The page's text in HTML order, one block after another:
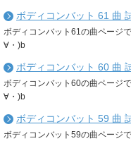
ボディコンバット 61 曲
ボディコンバット61の曲ページ
∀・)b
ボディコンバット 60 曲
ボディコンバット60の曲ページ
∀・)b
ボディコンバット 59 曲
ボディコンバット59の曲ページ